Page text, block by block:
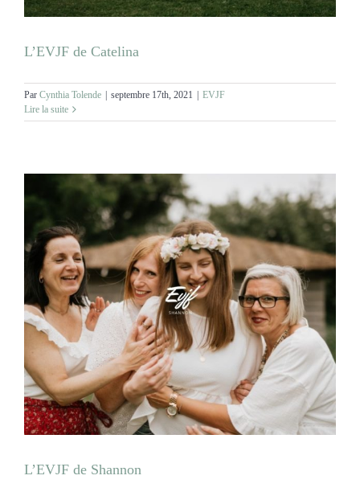
L’EVJF de Catelina
Par Cynthia Tolende | septembre 17th, 2021 | EVJF
Lire la suite
L’EVJF de Shannon